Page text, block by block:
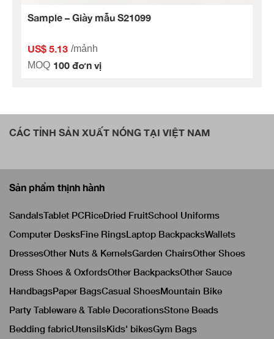
Sample – Giày mẫu S21099
US$ 5.13 /mảnh
MOQ 100 đơn vị
CÁC TỈNH SẢN XUẤT NÓNG TẠI VIỆT NAM
Sản phẩm thịnh hành
SandalsTablet PCRiceDried FruitSchool Uniforms
Computer DesksFine RingsLaptop BackpacksWallets
DressesOther Nuts & KernelsGarden ChairsOther Shoes
Dress Shoes & OxfordsOther BackpacksOther Sauce
HandbagsPaper BagsCasual ShoesMountain Bike
Party Tableware & Table DecorationsStone Beads
Bedding fabricUtensilsKids' bikesGym Bags